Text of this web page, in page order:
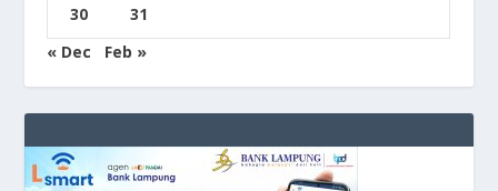
30
31
« Dec
Feb »